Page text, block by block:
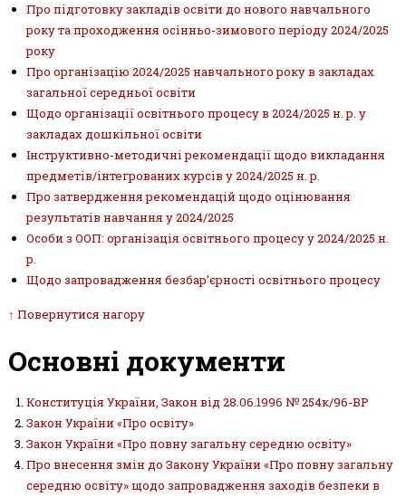
Про підготовку закладів освіти до нового навчального
року та проходження осінньо-зимового періоду 2024/2025
року
Про організацію 2024/2025 навчального року в закладах
загальної середньої освіти
Щодо організації освітнього процесу в 2024/2025 н. р. у
закладах дошкільної освіти
Інструктивно-методичні рекомендації щодо викладання
предметів/інтегрованих курсів у 2024/2025 н. р.
Про затвердження рекомендацій щодо оцінювання
результатів навчання у 2024/2025
Особи з ООП: організація освітнього процесу у 2024/2025 н.
р.
Щодо запровадження безбар’єрності освітнього процесу
↑ Повернутися нагору
Основні документи
Конституція України, Закон від 28.06.1996 № 254к/96-ВР
Закон України «Про освіту»
Закон України «Про повну загальну середню освіту»
Про внесення змін до Закону України «Про повну загальну
середню освіту» щодо запровадження заходів безпеки в